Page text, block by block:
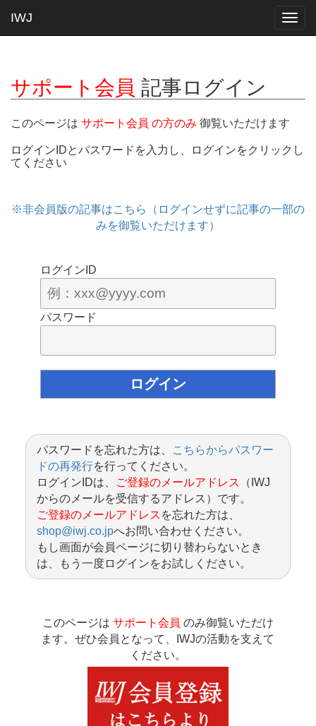
IWJ
サポート会員 記事ログイン
このページは サポート会員 の方のみ 御覧いただけます
ログインIDとパスワードを入力し、ログインをクリックし
てください
※非会員版の記事はこちら（ログインせずに記事の一部の
みを御覧いただけます）
ログインID
パスワード
パスワードを忘れた方は、
こちらからパスワー
ドの再発行を行ってください。
ログインIDは、
ご登録のメールアドレス
（IWJ
からのメールを受信するアドレス）です。
ご登録のメールアドレス を忘れた方は、
shop@iwj.co.jpへお問い合わせください。
もし画面が会員ページに切り替わらないとき
は、もう一度ログインをお試しください。
このページは サポート会員 のみ御覧いただけ
ます。ぜひ会員となって、IWJの活動を支えて
ください。